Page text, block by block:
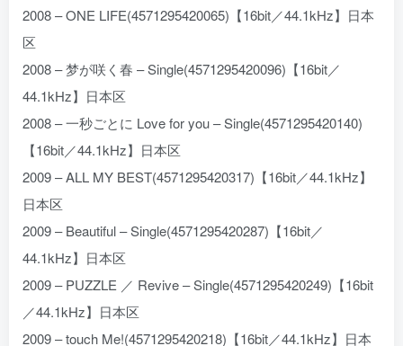
2008 – ONE LIFE(4571295420065)【16bit／44.1kHz】日本
区
2008 – 梦が咲く春 – Single(4571295420096)【16bit／
44.1kHz】日本区
2008 – 一秒ごとに Love for you – Single(4571295420140)
【16bit／44.1kHz】日本区
2009 – ALL MY BEST(4571295420317)【16bit／44.1kHz】
日本区
2009 – Beautiful – Single(4571295420287)【16bit／
44.1kHz】日本区
2009 – PUZZLE ／ Revive – Single(4571295420249)【16bit
／44.1kHz】日本区
2009 – touch Me!(4571295420218)【16bit／44.1kHz】日本